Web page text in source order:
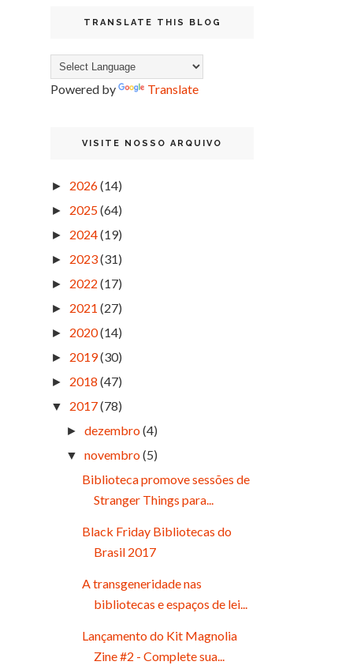
TRANSLATE THIS BLOG
Powered by Translate
VISITE NOSSO ARQUIVO
► 2026(14)
► 2025(64)
► 2024(19)
► 2023(31)
► 2022 (17)
► 2021 (27)
► 2020(14)
► 2019(30)
► 2018 (47)
▼ 2017(78)
►dezembro(4)
▼ novembro(5)
Biblioteca promove sessões de
Stranger Things para...
Black Friday Bibliotecas do
Brasil 2017
A transgeneridade nas
bibliotecas e espaços de lei...
Lançamento do Kit Magnolia
Zine #2 - Complete sua...